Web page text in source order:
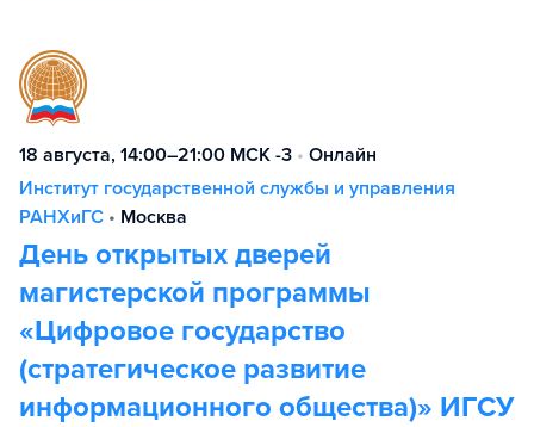
18 августа, 14:00–21:00 МСК -3 • Онлайн
Институт государственной службы и управления
РАНХиГС • Москва
День открытых дверей
магистерской программы
«Цифровое государство
(стратегическое развитие
информационного общества)» ИГСУ